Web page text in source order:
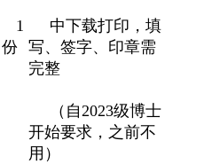
1
份
中下载打印，填
写、签字、印章需
完整
（自2023级博士
开始要求，之前不
用）